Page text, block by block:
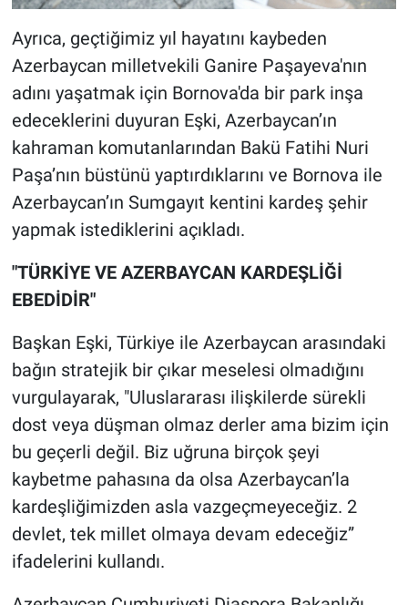
Ayrıca, geçtiğimiz yıl hayatını kaybeden
Azerbaycan milletvekili Ganire Paşayeva'nın
adını yaşatmak için Bornova'da bir park inşa
edeceklerini duyuran Eşki, Azerbaycan’ın
kahraman komutanlarından Bakü Fatihi Nuri
Paşa’nın büstünü yaptırdıklarını ve Bornova ile
Azerbaycan’ın Sumgayıt kentini kardeş şehir
yapmak istediklerini açıkladı.
"TÜRKİYE VE AZERBAYCAN KARDEŞLİĞİ
EBEDİDİR"
Başkan Eşki, Türkiye ile Azerbaycan arasındaki
bağın stratejik bir çıkar meselesi olmadığını
vurgulayarak, "Uluslararası ilişkilerde sürekli
dost veya düşman olmaz derler ama bizim için
bu geçerli değil. Biz uğruna birçok şeyi
kaybetme pahasına da olsa Azerbaycan’la
kardeşliğimizden asla vazgeçmeyeceğiz. 2
devlet, tek millet olmaya devam edeceğiz”
ifadelerini kullandı.